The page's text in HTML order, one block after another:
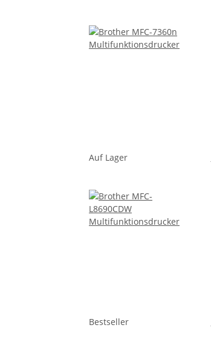
Auf Lager
Bestseller